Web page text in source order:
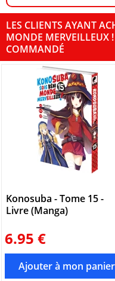
LES CLIENTS AYANT
MONDE MERVEILLEUX
COMMANDÉ
Konosuba - Tome 15 -
Livre (Manga)
6.95 €